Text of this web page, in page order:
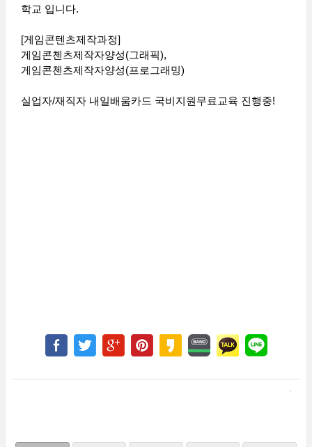
학교 입니다.
[게임콘텐츠제작과정]
게임콘첸츠제작자양성(그래픽),
게임콘첸츠제작자양성(프로그래밍)
실업자/재직자 내일배움카드 국비지원무료교육 진행중!